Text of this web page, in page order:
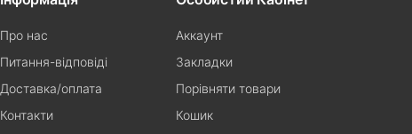
Про нас
Питання-відповіді
Доставка/оплата
Контакти
Аккаунт
Закладки
Порівняти товари
Кошик